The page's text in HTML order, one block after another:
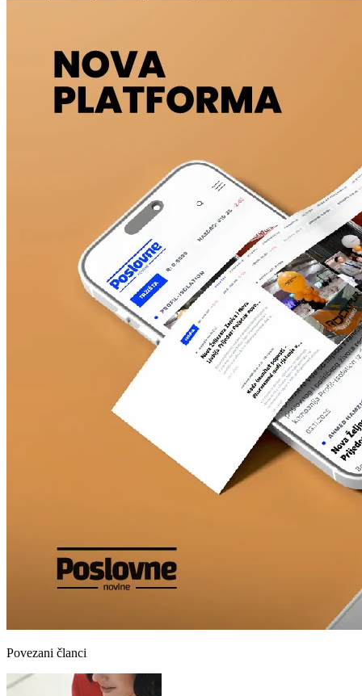
Povezani članci